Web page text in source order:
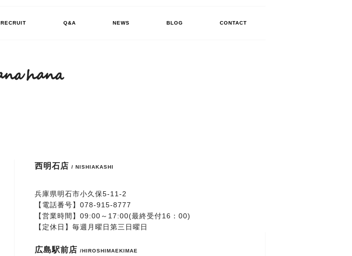
RECRUIT Q&A NEWS BLOG CONTACT
西明石店 / NISHIAKASHI
兵庫県明石市小久保5-11-2
【電話番号】 078-915-8777
【営業時間】09:00～17:00(最終受付16：00)
【定休日】毎週月曜日第三日曜日
広島駅前店 /HIROSHIMAEKIMAE